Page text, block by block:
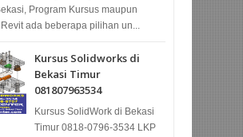
Program Kursus maupun
ada beberapa pilihan un...
Kursus Solidworks di
Bekasi Timur
081807963534
Kursus SolidWork di Bekasi
Timur 0818-0796-3534 LKP